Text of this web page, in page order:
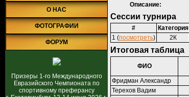
О НАС
ФОТОГРАФИИ
ФОРУМ
Призеры 1-го Международного
Евразийского Чемпионата по
спортивному преферансу
Описание:
Сессии турнира
# Категория
1 (посмотреть) 2К
Итоговая таблица
ФИО
Фридман Александр
Терехов Вадим